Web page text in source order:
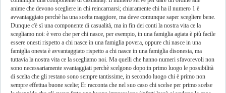
anime che devono scegliere in chi reincarnarsi; chiaramente chi ha il numero 1 è
avvantaggiato perchè ha una scelta maggiore, ma deve comunque saper scegliere bene.
Dunque c'è sì una componente di casualità, ma in fin dei conti la nostra vita ce la
scegliamo noi: è vero che per chi nasce, per esempio, in una famiglia agiata è più facile
essere onesti rispetto a chi nasce in una famiglia povera, oppure chi nasce in una
famiglia onesta è avvantaggiato rispetto a chi nasce in una famiglia disonesta, ma
tuttavia la nostra vita ce la scegliamo noi. Ma quelli che hanno numeri sfavorevoli non
sono necessariamente svantaggiati perchè scelgono dopo:in primo luogo le possibilità
di scelta che gli restano sono sempre tantissime, in secondo luogo chi è primo non
sempre effettua buone scelte; Er racconta che nel suo caso chi scelse per primo scelse